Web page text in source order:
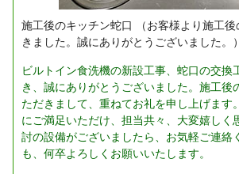
施工後のキッチン蛇口
（お客様より施工
きました。誠にありがとうございました。）
ビルトイン食洗機の新設工事、蛇口の交換
き、誠にありがとうございました。施工後
ただきまして、重ねてお礼を申し上げます
にご満足いただけ、担当共々、大変嬉しく
討の設備がございましたら、お気軽ご連絡
も、何卒よろしくお願いいたします。